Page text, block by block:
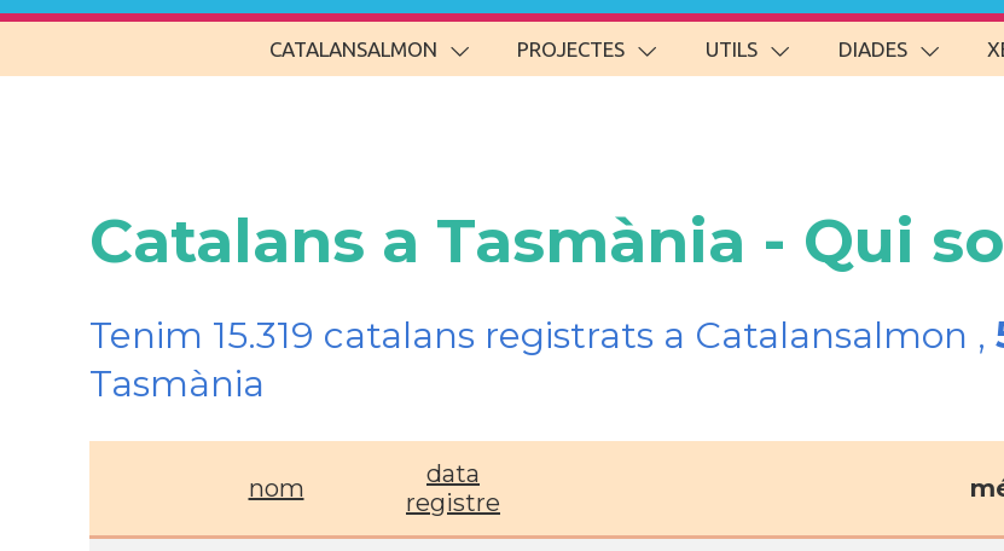
CATALANSALMON PROJECTES UTILS DIADES
Catalans a Tasmània - Qui
Tenim 15.319 catalans registrats a Catalansalmon ,
Tasmània
nom
data
registre